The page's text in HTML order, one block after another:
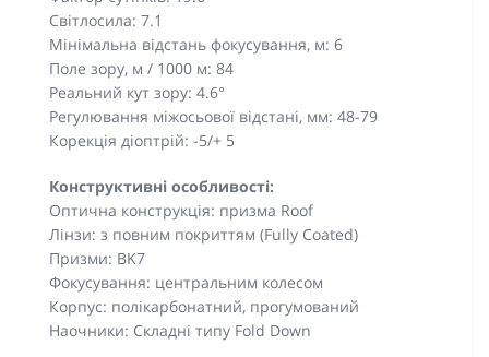
Світлосила: 7.1
Мінімальна відстань фокусування, м: 6
Поле зору, м / 1000 м: 84
Реальний кут зору: 4.6°
Регулювання міжосьової відстані, мм: 48-79
Корекція діоптрій: -5/+ 5
Конструктивні особливості:
Оптична конструкція: призма Roof
Лінзи: з повним покриттям (Fully Coated)
Призми: BK7
Фокусування: центральним колесом
Корпус: полікарбонатний, прогумований
Наочники: Складні типу Fold Down